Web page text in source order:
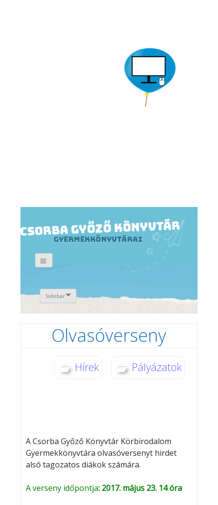
Sidebar
Olvasóverseny
Hírek Pályázatok
A Csorba Győző Könyvtár Körbirodalom
Gyermekkönyvtára olvasóversenyt hirdet
alsó tagozatos diákok számára.
A verseny időpontja: 2017. május 23. 14 óra